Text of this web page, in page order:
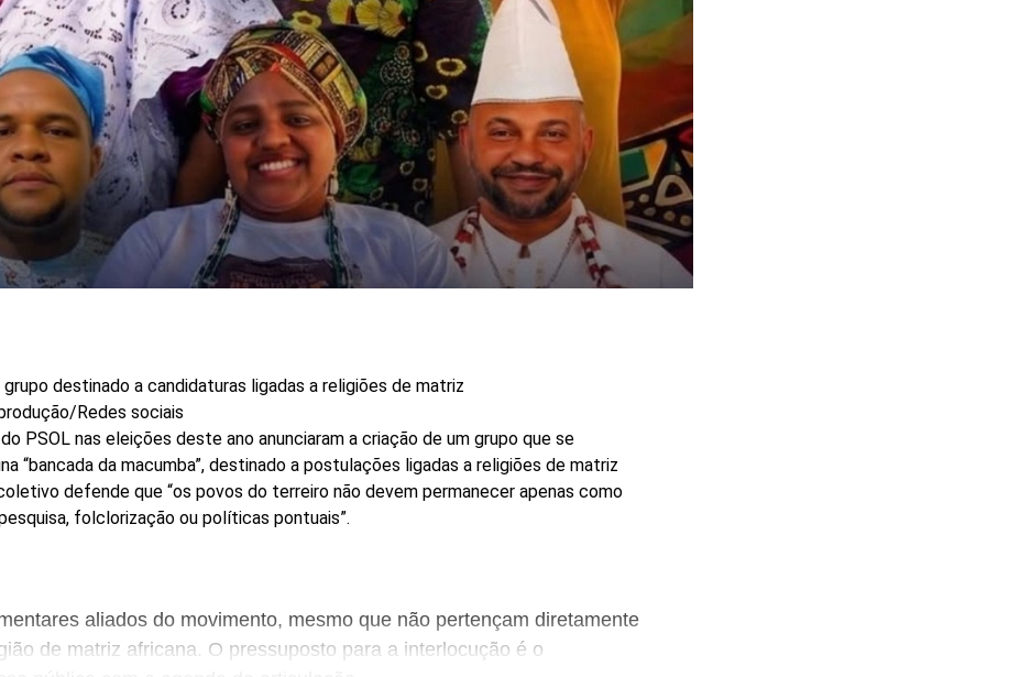
grupo destinado a candidaturas ligadas a religiões de matriz
Redes sociais
PSOL nas eleições deste ano anunciaram a criação de um grupo que se
“bancada da macumba”, destinado a postulações ligadas a religiões de matriz
defende que “os povos do terreiro não devem permanecer apenas como
folclorização ou políticas pontuais”.
aliados do movimento, mesmo que não pertençam diretamente
de matriz africana. O pressuposto para a interlocução é o